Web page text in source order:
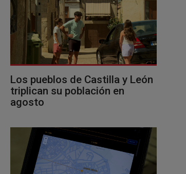
Los pueblos de Castilla y León
triplican su población en
agosto